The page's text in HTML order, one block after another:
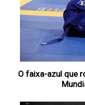
O faixa-azul que